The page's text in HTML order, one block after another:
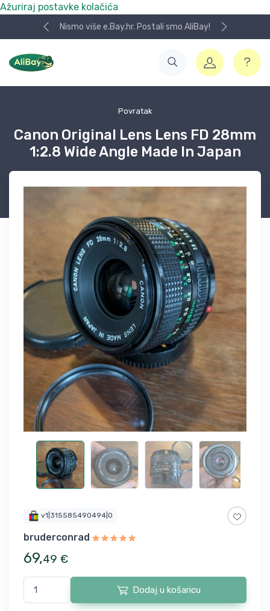
Ažuriraj postavke kolačića
Nismo više e.Bay.hr. Postali smo AliBay!
Povratak
Canon Original Lens Lens FD 28mm
1:2.8 Wide Angle Made In Japan
v1|315585490494|0
bruderconrad
69,49 €
Dodaj u košaricu